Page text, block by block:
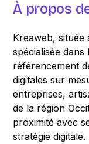
À propos
Kreaweb, située
spécialisée
référencement
digitales sur
entreprises,
de la région
proximité avec
stratégie